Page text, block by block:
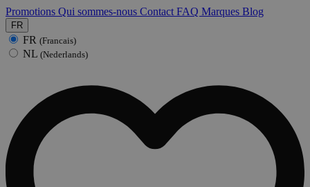
Promotions Qui sommes-nous Contact FAQ Marques Blog
FR
FR (Francais)
NL (Nederlands)